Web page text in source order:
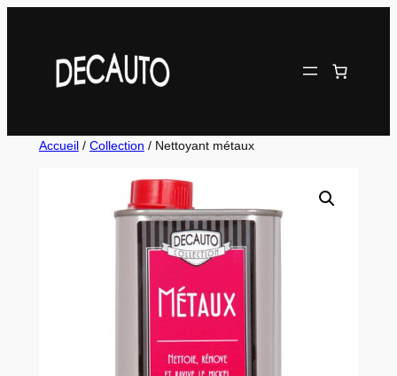
contenu
Accueil/ Collection / Nettoyant métaux